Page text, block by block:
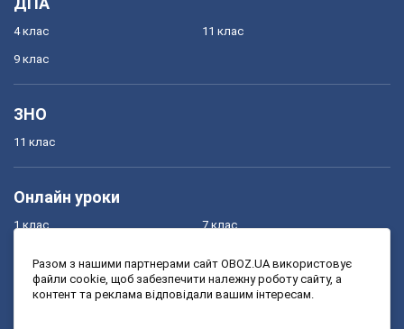
4 клас
9 клас
11 клас
ЗНО
11 клас
Онлайн уроки
1 клас
3 клас
7 клас
9 клас
Разом з нашими партнерами сайт OBOZ.UA використовує
файли cookie, щоб забезпечити належну роботу сайту, а
контент та реклама відповідали вашим інтересам.